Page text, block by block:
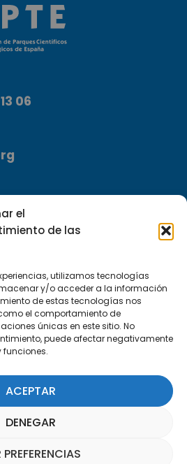
el
de las
utilizamos tecnologías
y/o acceder a la información
de estas tecnologías nos
el comportamiento de
únicas en este sitio. No
puede afectar negativamente
ACEPTAR
DENEGAR
PREFERENCIAS
06
35
Málaga
nuestra Newsletter
AQUÍ